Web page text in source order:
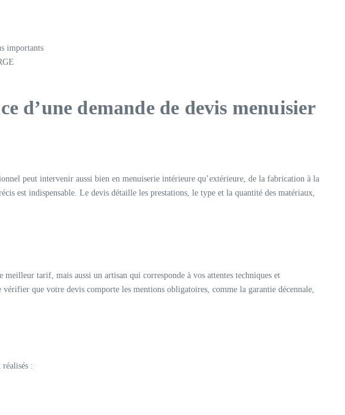
importants
d’une demande de devis menuisier
peut intervenir aussi bien en menuiserie intérieure qu’extérieure, de la fabrication à la
est indispensable. Le devis détaille les prestations, le type et la quantité des matériaux,
tarif, mais aussi un artisan qui corresponde à vos attentes techniques et
que votre devis comporte les mentions obligatoires, comme la garantie décennale,
: